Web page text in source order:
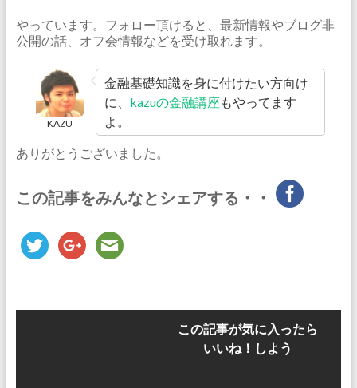
やっています。フォロー頂けると、最新情報やブログ非
公開の話、オフ会情報などを受け取れます。
KAZU
金融基礎知識を身に付けたい方向け
に、 kazuの金融講座 もやってます
よ。
ありがとうございました。
この記事をみんなとシェアする・・
この記事が気に入ったら
いいね！しよう